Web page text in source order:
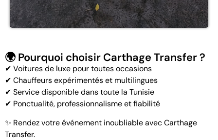
🌍 Pourquoi choisir Carthage Transfer ?
✔ Voitures de luxe pour toutes occasions
✔ Chauffeurs expérimentés et multilingues
✔ Service disponible dans toute la Tunisie
✔ Ponctualité, professionnalisme et fiabilité
✨ Rendez votre événement inoubliable avecCarthage
Transfer.